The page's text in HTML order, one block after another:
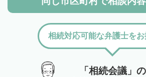
「相続会議」の
相続対応可能な弁護士をお